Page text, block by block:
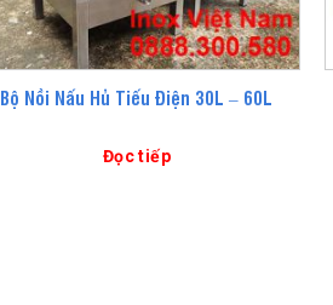
Bộ Nồi Nấu Hủ Tiếu Điện 30L – 60L
Đọc tiếp